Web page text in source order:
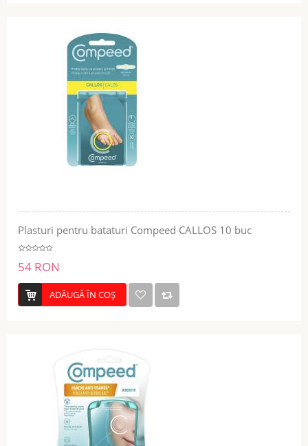
Plasturi pentru bataturi Compeed CALLOS 10 buc
54 RON
ADĂUGĂ ÎN COŞ